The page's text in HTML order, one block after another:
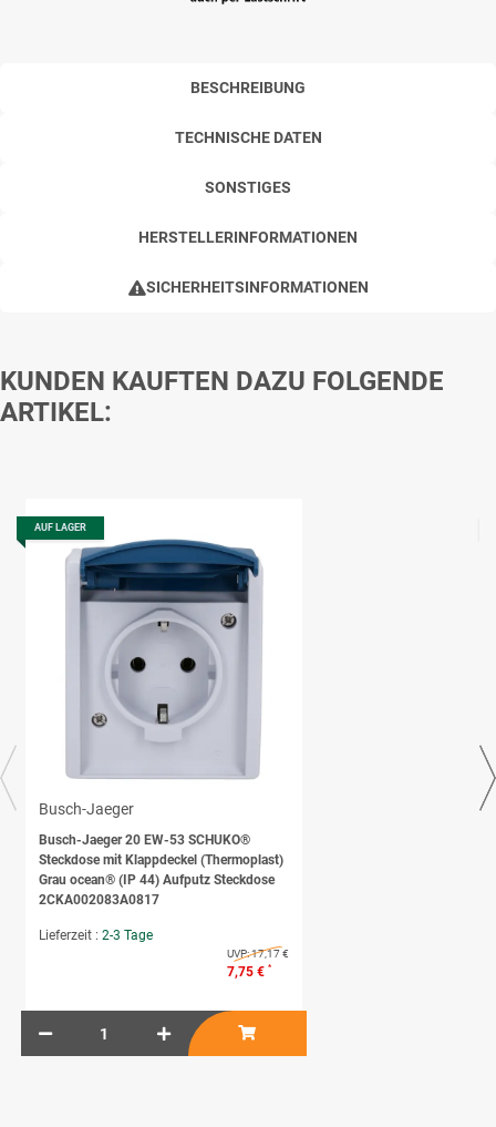
BESCHREIBUNG
TECHNISCHE DATEN
SONSTIGES
HERSTELLERINFORMATIONEN
SICHERHEITSINFORMATIONEN
KUNDEN KAUFTEN DAZU FOLGENDE
ARTIKEL:
AUF LAGER
Busch-Jaeger
Busch-Jaeger 20 EW-53 SCHUKO®
Steckdose mit Klappdeckel (Thermoplast)
Grau ocean® (IP 44) Aufputz Steckdose
2CKA002083A0817
Lieferzeit : 2-3 Tage
UVP:17,17 €
7,75 € *